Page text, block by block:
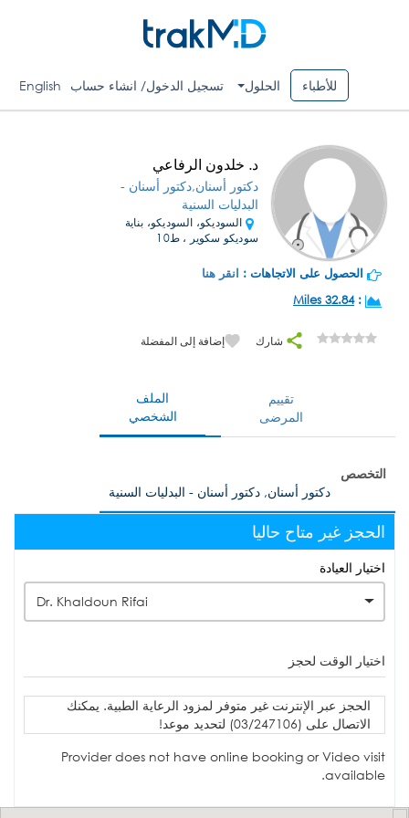
للأطباء الحلول تسجيل الدخول/ انشاء حساب English
د. خلدون الرفاعي
دكتور أسنان,دكتور أسنان -
البدليات السنية
السوديكو، السوديكو، بناية
سوديكو سكوير ، ط10
الحصول على الاتجاهات : انقر هنا
:
32.84 Miles
شارك إضافة إلى المفضلة
الملف
الشخصي
تقييم
المرضى
التخصص
دكتور أسنان, دكتور أسنان - البدليات السنية
الحجز غير متاح حاليا
اختيار العيادة
Dr. Khaldoun Rifai
اختيار الوقت لحجز
الحجز عبر الإنترنت غير متوفر لمزود الرعاية الطبية. يمكنك
الاتصال على (03/247106) لتحديد موعد!
Provider does not have online booking or Video visit
available.